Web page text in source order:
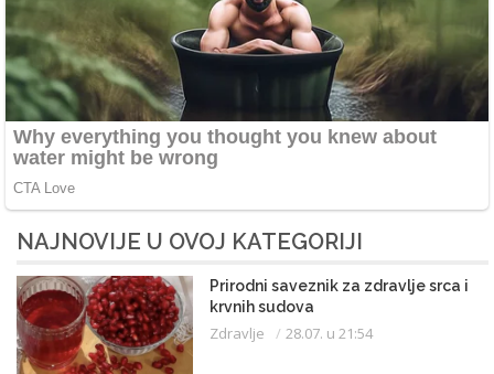
NAJNOVIJE U OVOJ KATEGORIJI
Prirodni saveznik za zdravlje srca i
krvnih sudova
Zdravlje 28.07. u 21:54